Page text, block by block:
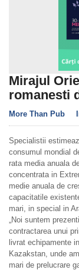
Mirajul
romanesti
More Than Pub
Specialistii
consumul mondial
rata media anuala
concentrata in
medie anuala de
capacitatile
mari, in special in
„Noi suntem
contractarea unui
livrat echipamente
Kazakstan, unde
mari de prelucrare